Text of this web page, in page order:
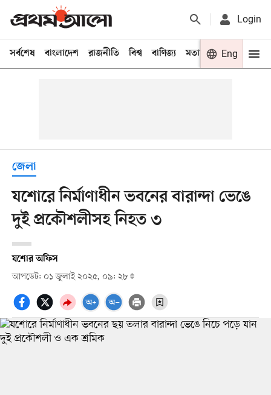
Login
সর্বশেষ বাংলাদেশ রাজনীতি বিশ্ব বাণিজ্য মতামত খেলা
Eng
জেলা
যশোরে নির্মাণাধীন ভবনের বারান্দা ভেঙে
দুই প্রকৌশলীসহ নিহত ৩
যশোর অফিস
আপডেট: ০১ জুলাই ২০২৫, ০৯: ২৮